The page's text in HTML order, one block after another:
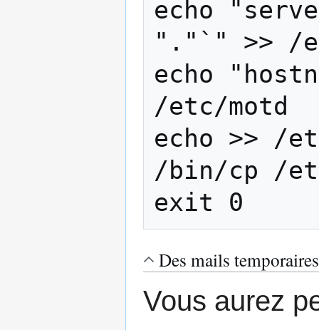
echo
"."`" >> /
echo
/etc/motd
echo >> /
/bin/cp /
Des mails
Vous aurez